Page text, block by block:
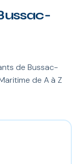
de Bussac-
de A à Z